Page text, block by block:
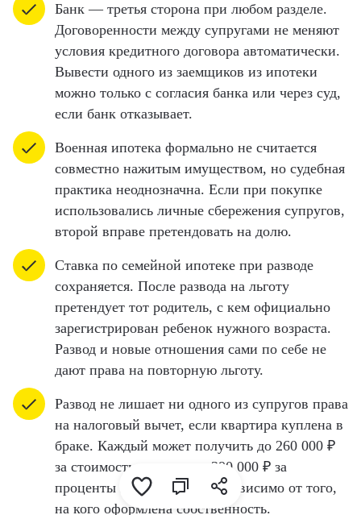
Банк — третья сторона при любом разделе.
Договоренности между супругами не меняют
условия кредитного договора автоматически.
Вывести одного из заемщиков из ипотеки
можно только с согласия банка или через суд,
если банк отказывает.
Военная ипотека формально не считается
совместно нажитым имуществом, но судебная
практика неоднозначна. Если при покупке
использовались личные сбережения супругов,
второй вправе претендовать на долю.
Ставка по семейной ипотеке при разводе
сохраняется. После развода на льготу
претендует тот родитель, с кем официально
зарегистрирован ребенок нужного возраста.
Развод и новые отношения сами по себе не
дают права на повторную льготу.
Развод не лишает ни одного из супругов права
на налоговый вычет, если квартира куплена в
браке. Каждый может получить до 260 000 ₽
за стоимость жилья и до 390 000 ₽ за
проценты по ипотеке — независимо от того,
на кого оформлена собственность.